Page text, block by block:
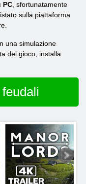
PC , sfortunatamente
sulla piattaforma
una simulazione
del gioco, installa